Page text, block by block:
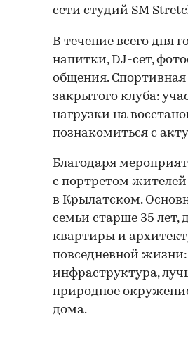
сети студий SM
00:00
В течение всего дня
напитки, DJ-сет,
общения. Спортивная
закрытого клуба:
нагрузки на
познакомиться с
Благодаря
с портретом
в Крылатском.
семьи старше 35
квартиры и
повседневной
инфраструктура,
природное
дома.